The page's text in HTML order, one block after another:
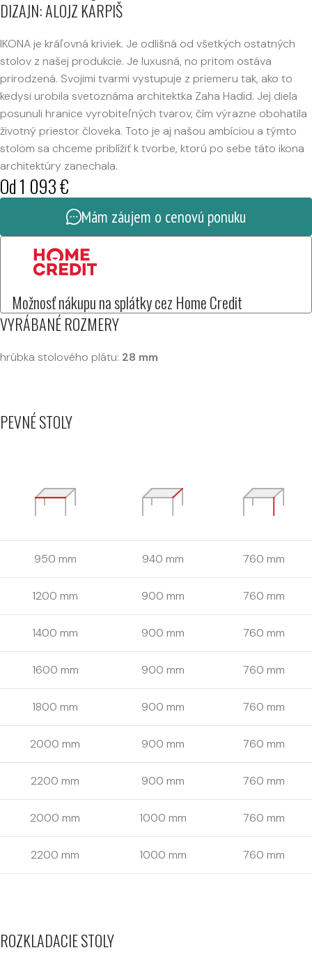
DIZAJN: ALOJZ KARPIŠ
IKONA je kráľovná kriviek. Je odlišná od všetkých ostatných
stolov z našej produkcie. Je luxusná, no pritom ostáva
prirodzená. Svojimi tvarmi vystupuje z priemeru tak, ako to
kedysi urobila svetoznáma architektka Zaha Hadid. Jej diela
posunuli hranice vyrobiteľných tvarov, čím výrazne obohatila
životný priestor človeka. Toto je aj našou ambíciou a týmto
stolom sa chceme priblížiť k tvorbe, ktorú po sebe táto ikona
architektúry zanechala.
Od1 093€
Mám záujem o cenovú ponuku
Možnosť nákupu na splátky cez Home Credit
VYRÁBANÉ ROZMERY
hrúbka stolového plátu: 28 mm
PEVNÉ STOLY
950 mm 940 mm 760 mm
1200 mm 900 mm 760 mm
1400 mm 900 mm 760 mm
1600 mm 900 mm 760 mm
1800 mm 900 mm 760 mm
2000 mm 900 mm 760 mm
2200 mm 900 mm 760 mm
2000 mm 1000 mm 760 mm
2200 mm 1000 mm 760 mm
ROZKLADACIE STOLY